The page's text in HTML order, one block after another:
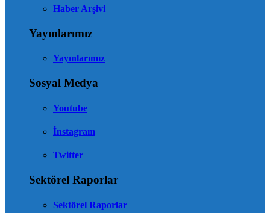
Haber Arşivi
Yayınlarımız
Yayınlarımız
Sosyal Medya
Youtube
İnstagram
Twitter
Sektörel Raporlar
Sektörel Raporlar